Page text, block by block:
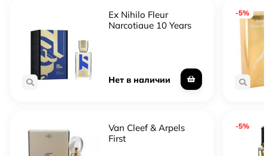
Ex Nihilo Fleur
Narcotique 10 Years
Нет в наличии
Van Cleef & Arpels
First
-5%
-5%